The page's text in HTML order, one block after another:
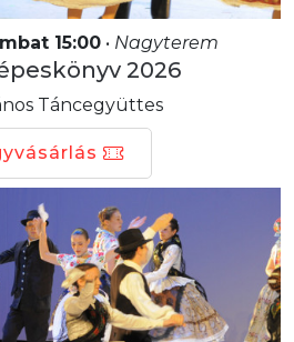
15:00• Nagyterem
2026
Táncegyüttes